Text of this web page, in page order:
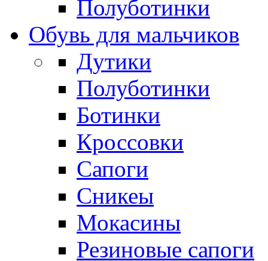
Полуботинки
Обувь для мальчиков
Дутики
Полуботинки
Ботинки
Кроссовки
Сапоги
Сникеы
Мокасины
Резиновые сапоги